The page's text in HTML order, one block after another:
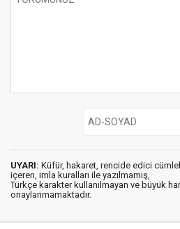
UYARI: Küfür, hakaret, rencide edici
içeren, imla kuralları ile yazılmamış,
Türkçe karakter kullanılmayan ve büyük
onaylanmamaktadır.